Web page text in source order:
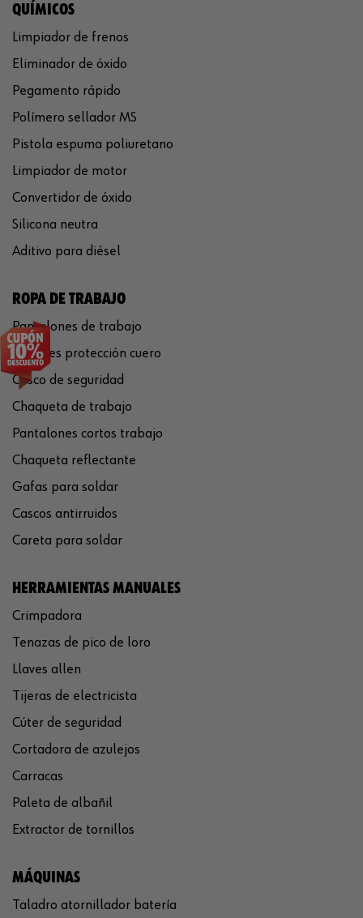
QUÍMICOS
Limpiador de frenos
Eliminador de óxido
Pegamento rápido
Polímero sellador MS
Pistola espuma poliuretano
Limpiador de motor
Convertidor de óxido
Silicona neutra
Aditivo para diésel
ROPA DE TRABAJO
Pantalones de trabajo
Guantes protección cuero
Casco de seguridad
Chaqueta de trabajo
Pantalones cortos trabajo
Chaqueta reflectante
Gafas para soldar
Cascos antirruidos
Careta para soldar
HERRAMIENTAS MANUALES
Crimpadora
Tenazas de pico de loro
Llaves allen
Tijeras de electricista
Cúter de seguridad
Cortadora de azulejos
Carracas
Paleta de albañil
Extractor de tornillos
MÁQUINAS
Taladro atornillador batería